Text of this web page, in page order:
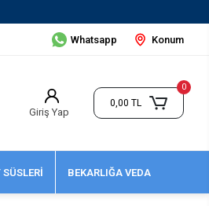
Whatsapp Konum
Giriş Yap
0
0,00 TL
BEKARLIĞA VEDA